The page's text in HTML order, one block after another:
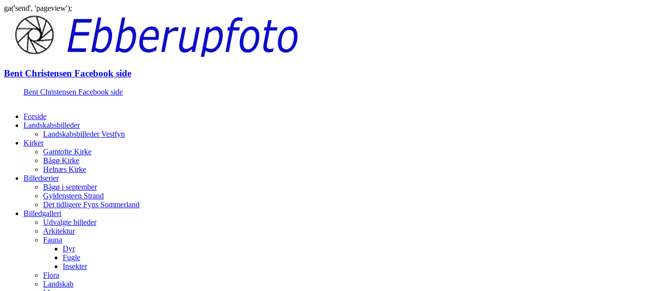
ga('send', 'pageview');
indhold
Bent Christensen Facebook side
Bent Christensen Facebook side
Forside
Landskabsbilleder
Landskabsbilleder Vestfyn
Kirker
Gamtofte Kirke
Bågø Kirke
Helnæs Kirke
Billedserier
Bågø i september
Gyldensteen Strand
Det tidligere Fyns Sommerland
Billedgalleri
Udvalgte billeder
Arkitektur
Fauna
Dyr
Fugle
Insekter
Flora
Landskab